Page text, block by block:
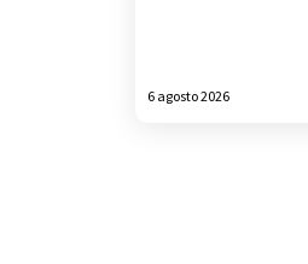
6 agosto 2026